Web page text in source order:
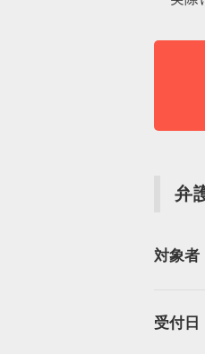
弁
対象者
受付日